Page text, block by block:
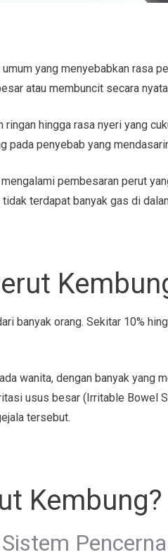
yang menyebabkan rasa
atau membuncit secara
hingga rasa nyeri yang
pada penyebab yang
pembesaran perut
terdapat banyak gas di
banyak orang. Sekitar 10%
wanita, dengan banyak yang
usus besar (Irritable Bowel
tersebut.
Kembung?